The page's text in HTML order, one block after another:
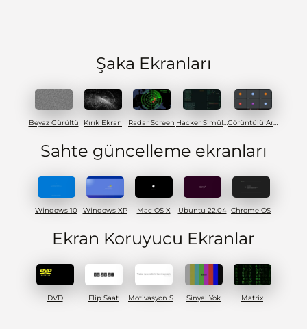
Şaka Ekranları
Beyaz Gürültü Kırık Ekran Radar Screen Hacker Simülatörü Görüntülü Arama
Sahte güncelleme ekranları
Windows 10 Windows XP Mac OS X Ubuntu 22.04 Chrome OS
Ekran Koruyucu Ekranlar
DVD Flip Saat Motivasyon Sözü Sinyal Yok Matrix